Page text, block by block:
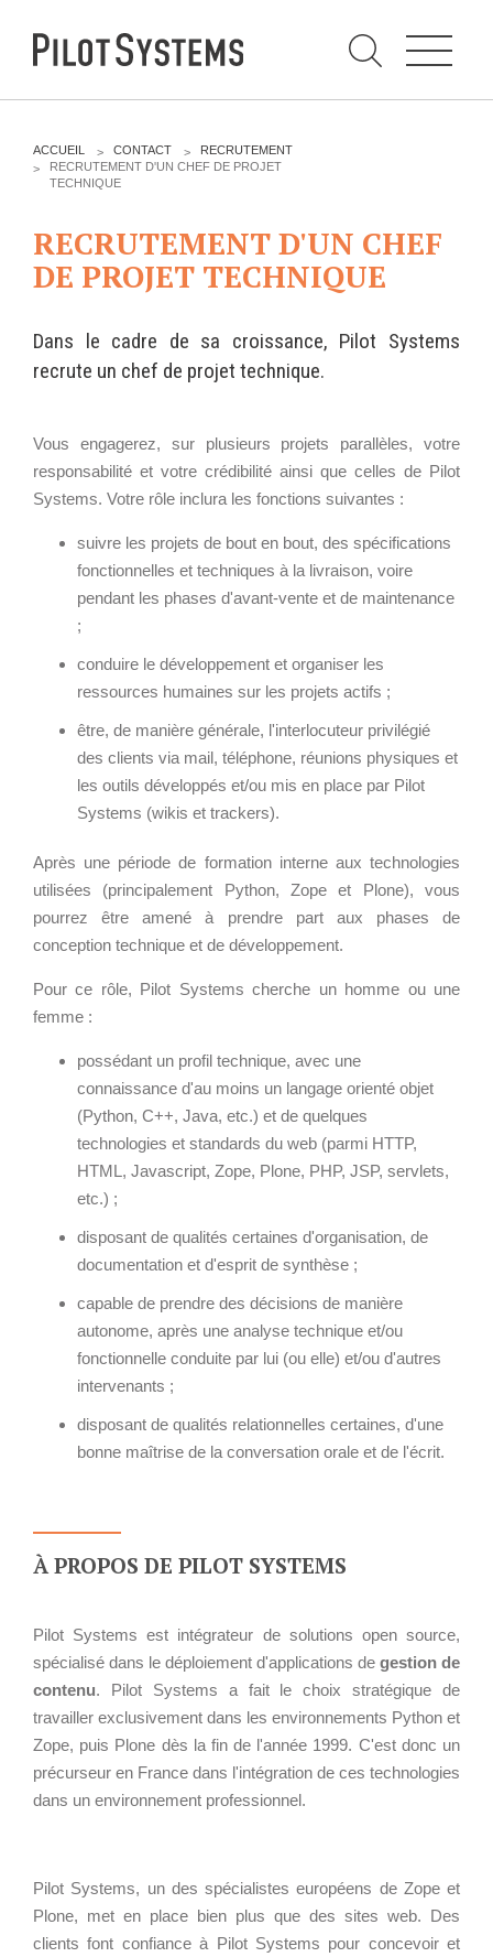
i
DÉV WEB
PRESTATIONS
Audit
Expression de besoins
Gestion de contenu
Mobilité
DÉMARCHE DEVOPS
MÉTHODOLOGIE AGILE
TRANSFO DIGITALE
CONCEPTS
Prestations
CLOUD BROKER
Business model
Cloud broker
Prestations
Workshop Cloud
Virtualisation
Support et Assistance
CLOUD
INFOGÉRÉ
L’OFFRE CLOUD INFOGÉRÉ
INFRASTRUCTURE
D'HÉBERGEMENT
Services d’hébergement
Politique de sauvegarde
SERVICES
WEB
INTRANET
TECHNOLOGIES
Le langage Python
Le framework Django
Plone
Zinnia
Wordpress
CLOUD
Xen Project
RÉFÉRENCES
Application collaborative
eSanté
Dév Django eCommerce
Intranet métier
TMA Plone
Dév Django SI
Nouveau site Web
Intranet collectivité
TMA Intranet
CONTACT
ACTU
ACTU CLOUD
ACTU TRANSFORMATION
DIGITALE
ACTU PILOT SYSTEMS
EVÉNEMENTS
V
O
T
S
:
ACCUEIL CONTACT
RECRUTEMENT
RECRUTEMENT D'UN CHEF DE PROJET
TECHNIQUE
RECRUTEMENT D'UN CHEF
DE PROJET TECHNIQUE
Dans le cadre de sa croissance, Pilot Systems
recrute un chef de projet technique.
Vous engagerez, sur plusieurs projets parallèles, votre
responsabilité et votre crédibilité ainsi que celles de Pilot
Systems. Votre rôle inclura les fonctions suivantes :
suivre les projets de bout en bout, des spécifications
fonctionnelles et techniques à la livraison, voire
pendant les phases d'avant-vente et de maintenance
;
conduire le développement et organiser les
ressources humaines sur les projets actifs ;
être, de manière générale, l'interlocuteur privilégié
des clients via mail, téléphone, réunions physiques et
les outils développés et/ou mis en place par Pilot
Systems (wikis et trackers).
Après une période de formation interne aux technologies
utilisées (principalement Python, Zope et Plone), vous
pourrez être amené à prendre part aux phases de
conception technique et de développement.
Pour ce rôle, Pilot Systems cherche un homme ou une
femme :
possédant un profil technique, avec une
connaissance d'au moins un langage orienté objet
(Python, C++, Java, etc.) et de quelques
technologies et standards du web (parmi HTTP,
HTML, Javascript, Zope, Plone, PHP, JSP, servlets,
etc.) ;
disposant de qualités certaines d'organisation, de
documentation et d'esprit de synthèse ;
capable de prendre des décisions de manière
autonome, après une analyse technique et/ou
fonctionnelle conduite par lui (ou elle) et/ou d'autres
intervenants ;
disposant de qualités relationnelles certaines, d'une
bonne maîtrise de la conversation orale et de l'écrit.
À PROPOS DE PILOT SYSTEMS
Pilot Systems est intégrateur de solutions open source,
spécialisé dans le déploiement d'applications de gestion de
contenu. Pilot Systems a fait le choix stratégique de
travailler exclusivement dans les environnements Python et
Zope, puis Plone dès la fin de l'année 1999. C'est donc un
précurseur en France dans l'intégration de ces technologies
dans un environnement professionnel.
Pilot Systems, un des spécialistes européens de Zope et
Plone, met en place bien plus que des sites web. Des
clients font confiance à Pilot Systems pour concevoir et